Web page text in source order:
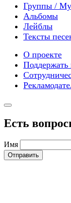
Группы /
Альбомы
Лейблы
Тексты
О проекте
Поддержать
Есть
Имя